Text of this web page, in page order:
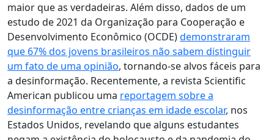
maior que as verdadeiras. Além disso, dados de um
estudo de 2021 da Organização para Cooperação e
Desenvolvimento Econômico (OCDE)demonstraram
que 67% dos jovens brasileiros não sabem distinguir
um fato de uma opinião, tornando-se alvos fáceis para
a desinformação. Recentemente, a revista Scientific
American publicou uma reportagem sobre a
desinformação entre crianças em idade escolar, nos
Estados Unidos, revelando que alguns estudantes